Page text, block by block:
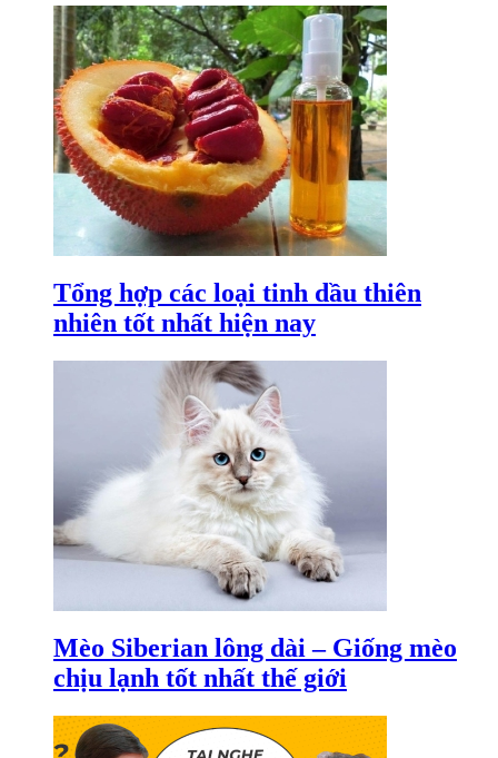
Tổng hợp các loại tinh dầu thiên
nhiên tốt nhất hiện nay
Mèo Siberian lông dài – Giống mèo
chịu lạnh tốt nhất thế giới